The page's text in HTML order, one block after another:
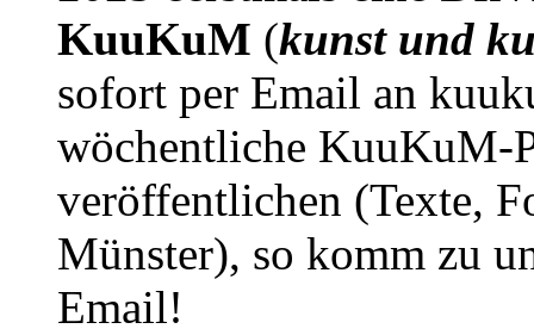
KuuKuM (kunst und
sofort per Email an
wöchentliche KuuKuM-
veröffentlichen (Texte,
Münster), so komm zu
Email!